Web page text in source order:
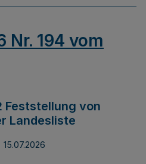
Nr. 194 vom
Feststellung von
Landesliste
15.07.2026